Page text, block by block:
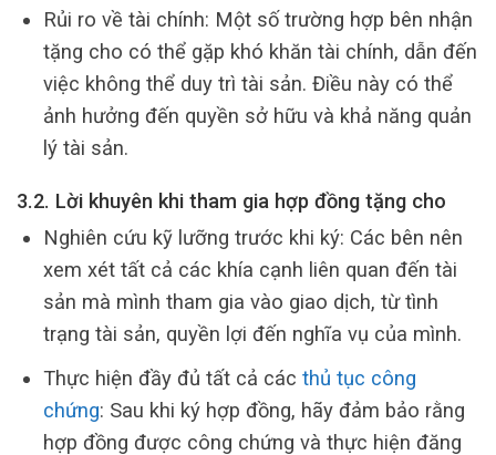
Rủi ro về tài chính: Một số trường hợp bên nhận
tặng cho có thể gặp khó khăn tài chính, dẫn đến
việc không thể duy trì tài sản. Điều này có thể
ảnh hưởng đến quyền sở hữu và khả năng quản
lý tài sản.
3.2. Lời khuyên khi tham gia hợp đồng tặng cho
Nghiên cứu kỹ lưỡng trước khi ký: Các bên nên
xem xét tất cả các khía cạnh liên quan đến tài
sản mà mình tham gia vào giao dịch, từ tình
trạng tài sản, quyền lợi đến nghĩa vụ của mình.
Thực hiện đầy đủ tất cả các thủ tục công
chứng: Sau khi ký hợp đồng, hãy đảm bảo rằng
hợp đồng được công chứng và thực hiện đăng